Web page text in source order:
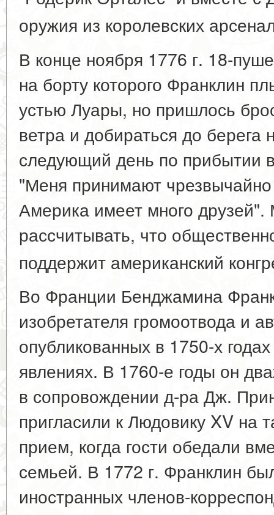
оружия из королевских
В конце ноября 1776 г. 18-
на борту которого Франклин
устью Луары, но пришлось
ветра и добираться до
следующий день по прибытии
"Меня принимают
Америка имеет много
рассчитывать, что
поддержит американский
Во Франции Бенджамина
изобретателя громоотвода и
опубликованных в 1750-х
явлениях. В 1760-е годы он
в сопровождении д-ра Дж.
пригласили к Людовику XV на
прием, когда гости обедали
семьей. В 1772 г. Франклин
иностранных членов-